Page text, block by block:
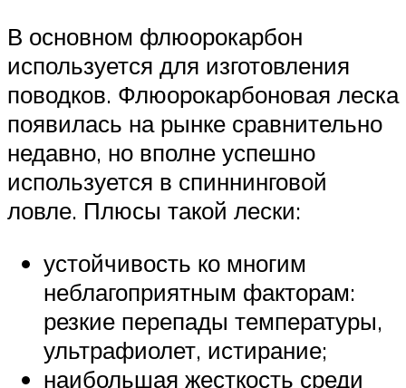
В основном флюорокарбон
используется для изготовления
поводков. Флюорокарбоновая леска
появилась на рынке сравнительно
недавно, но вполне успешно
используется в спиннинговой
ловле. Плюсы такой лески:
устойчивость ко многим
неблагоприятным факторам:
резкие перепады температуры,
ультрафиолет, истирание;
наибольшая жесткость среди